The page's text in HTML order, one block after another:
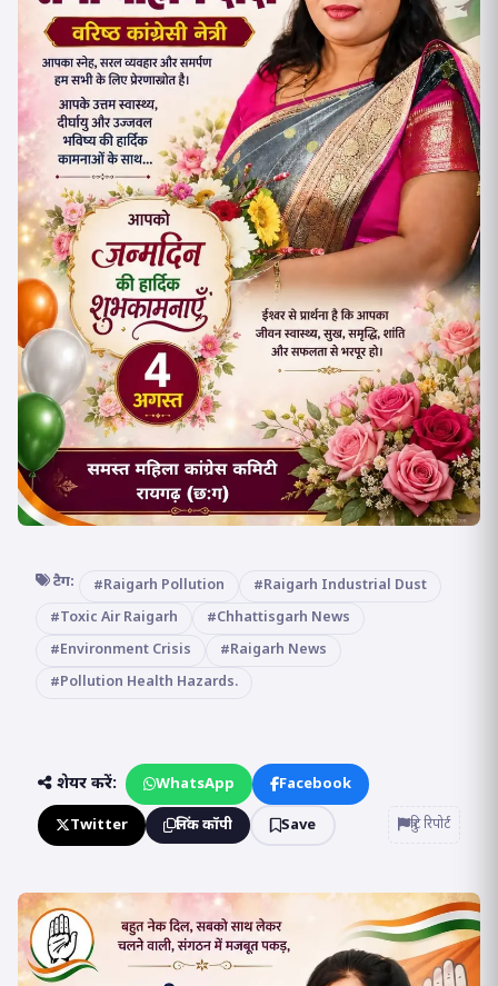
टैग: #Raigarh Pollution
#Raigarh Industrial Dust
#Toxic Air Raigarh
#Chhattisgarh News
#Environment Crisis
#Raigarh News
#Pollution Health Hazards.
शेयर करें: WhatsApp Facebook
Twitter लिंक कॉपी Save त्रुटि रिपोर्ट